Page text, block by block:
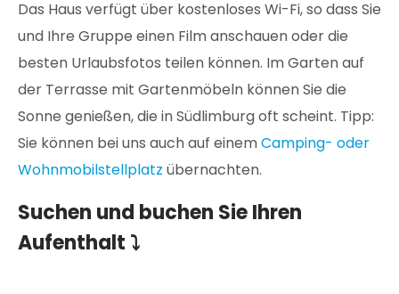
Das Haus verfügt über kostenloses Wi-Fi, so dass Sie
und Ihre Gruppe einen Film anschauen oder die
besten Urlaubsfotos teilen können. Im Garten auf
der Terrasse mit Gartenmöbeln können Sie die
Sonne genießen, die in Südlimburg oft scheint. Tipp:
Sie können bei uns auch auf einemCamping- oder
Wohnmobilstellplatz übernachten.
Suchen und buchen Sie Ihren
Aufenthalt ⤵